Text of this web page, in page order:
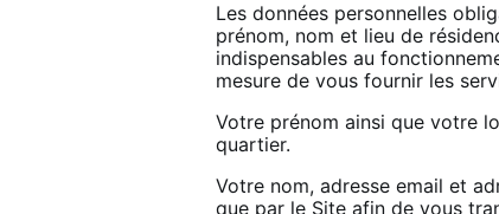
Les données personnelles
prénom, nom et lieu de
indispensables au
mesure de vous fournir les
Votre prénom ainsi que votre
quartier.
Votre nom, adresse email et
que par le Site afin de vous